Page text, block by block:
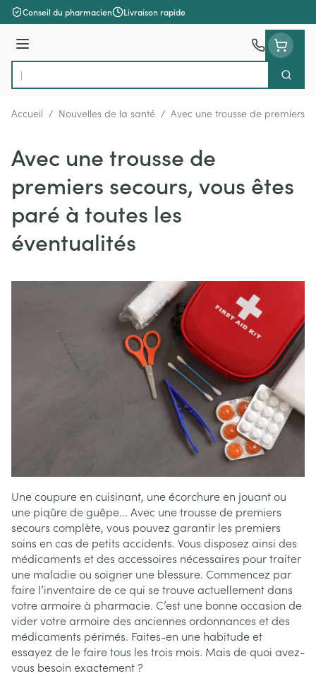
Aller au contenu
Conseil du pharmacien Livraison rapide
Menu
Rechercher
Accueil / Nouvelles de la santé / Avec une trousse de premiers
Avec une trousse de
premiers secours, vous êtes
paré à toutes les
éventualités
Une coupure en cuisinant, une écorchure en jouant ou
une piqûre de guêpe... Avec une trousse de premiers
secours complète, vous pouvez garantir les premiers
soins en cas de petits accidents. Vous disposez ainsi des
médicaments et des accessoires nécessaires pour traiter
une maladie ou soigner une blessure. Commencez par
faire l’inventaire de ce qui se trouve actuellement dans
votre armoire à pharmacie. C’est une bonne occasion de
vider votre armoire des anciennes ordonnances et des
médicaments périmés. Faites-en une habitude et
essayez de le faire tous les trois mois. Mais de quoi avez-
vous besoin exactement ?